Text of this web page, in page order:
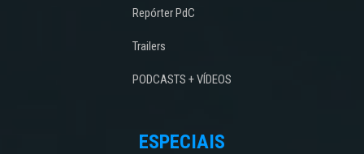
Repórter PdC
Trailers
PODCASTS + VÍDEOS
ESPECIAIS